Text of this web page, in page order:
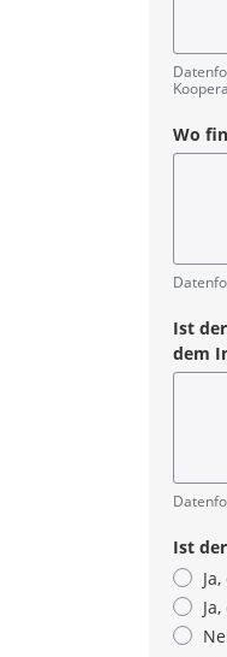
Wo
Ist
dem
Ist